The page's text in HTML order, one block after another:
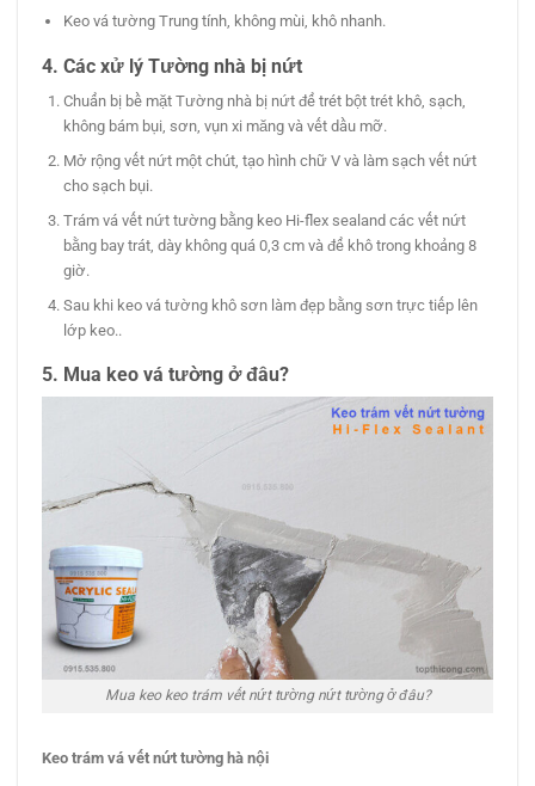
Keo vá tường Trung tính, không mùi, khô nhanh.
4. Các xử lý Tường nhà bị nứt
Chuẩn bị bề mặt Tường nhà bị nứt để trét bột trét khô, sạch,
không bám bụi, sơn, vụn xi măng và vết dầu mỡ.
Mở rộng vết nứt một chút, tạo hình chữ V và làm sạch vết nứt
cho sạch bụi.
Trám vá vết nứt tường bằng keo Hi-flex sealand các vết nứt
bằng bay trát, dày không quá 0,3 cm và để khô trong khoảng 8
giờ.
Sau khi keo vá tường khô sơn làm đẹp bằng sơn trực tiếp lên
lớp keo..
5. Mua keo vá tường ở đâu?
Mua keo keo trám vết nứt tường nứt tường ở đâu?
Keo trám vá vết nứt tường hà nội